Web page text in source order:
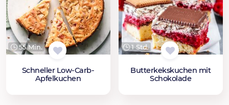
55 Min.
Schneller Low-Carb-
Apfelkuchen
1 Std.
Butterkekskuchen mit
Schokolade